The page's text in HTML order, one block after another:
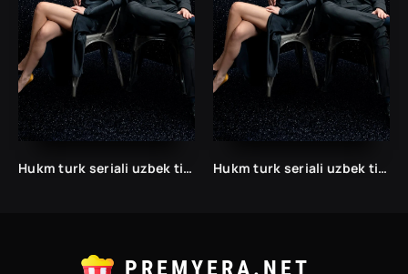
Hukm turk seriali uzbek tilida /Хукм турк сериали ўзбек тилида/ 203. 204. 205. 206. 207. 208. 209. 210. 211. 212. 213. 214. 215 barcha qismlari. Hukm turk seriali uzbek tilida /Хукм турк сериали ўзбек тилида/ 203. 204. 205. 206. 207. 208. 209. 210. 211. 212. 213. 214. 215 barcha qismlari.
PREMYERA.NET